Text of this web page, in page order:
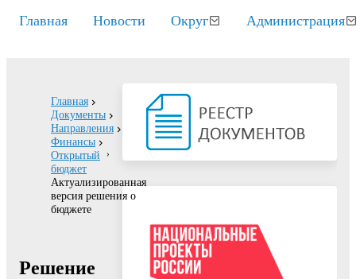
Главная Новости Округ Администрация
Главная
Документы
Направления
Финансы
Открытый
бюджет
Актуализированная
версия решения о
бюджете
Решение